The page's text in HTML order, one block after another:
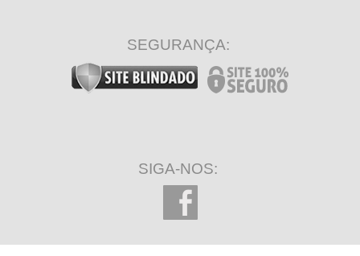
SEGURANÇA:
SIGA-NOS: